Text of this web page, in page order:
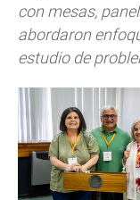
con mesas,
abordaron
estudio de